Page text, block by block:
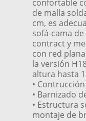
confortable
de malla
cm, es
sofá-cama
contract y
con red
la versión
altura hasta
•
• Barnizado
• Estructura
montaje de